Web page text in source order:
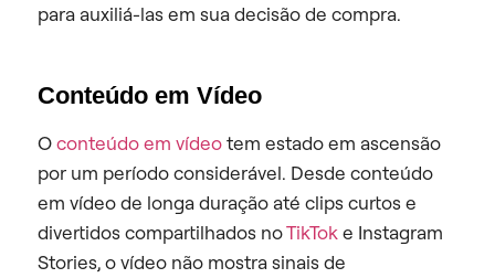
para auxiliá-las em sua decisão de compra.
Conteúdo em Vídeo
Oconteúdo em vídeotem estado em ascensão
por um período considerável. Desde conteúdo
em vídeo de longa duração até clips curtos e
divertidos compartilhados noTikToke Instagram
Stories, o vídeo não mostra sinais de